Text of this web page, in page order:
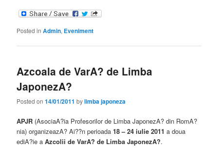
Posted in Admin, Eveniment
Azcoala de VarA? de Limba
JaponezA?
Posted on14/01/2011 bylimba japoneza
APJR (AsociaA?ia Profesorilor de Limba JaponezA? din RomA?
nia) organizeazA? Ai??n perioada18 – 24 iulie 2011 a doua
ediA?ie aAzcolii de VarA? de Limba JaponezA?.